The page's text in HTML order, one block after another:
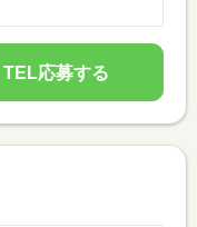
TEL応募する